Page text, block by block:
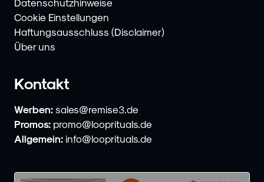
Datenschutzhinweise
Cookie Einstellungen
Haftungsausschluss (Disclaimer)
Über uns
Kontakt
Werben: sales@remise3.de
Promos: promo@looprituals.de
Allgemein: info@looprituals.de